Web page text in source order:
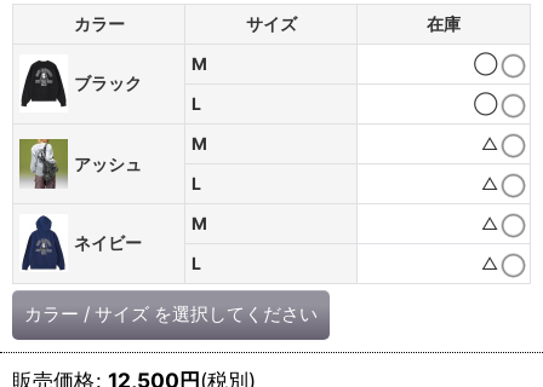
カラー サイズ 在庫
ブラック
M
◯
L
◯
アッシュ
M
△
L
△
ネイビー
M
△
L
△
カラー / サイズ を選択してください
販売価格: 12,500円(税別)